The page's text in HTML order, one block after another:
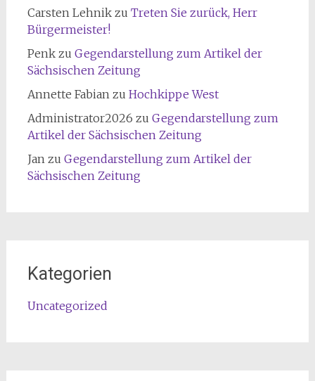
Carsten Lehnikzu Treten Sie zurück, Herr
Bürgermeister!
Penkzu Gegendarstellung zum Artikel der
Sächsischen Zeitung
Annette Fabian zu Hochkippe West
Administrator2026 zu Gegendarstellung zum
Artikel der Sächsischen Zeitung
Jan zu Gegendarstellung zum Artikel der
Sächsischen Zeitung
Kategorien
Uncategorized